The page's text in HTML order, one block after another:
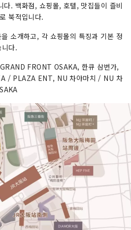
다. 백화점, 쇼핑몰, 호텔, 맛집들이 즐비
북적입니다.
소개하고, 각 쇼핑몰의 특징과 기본 정
다.
FRONT OSAKA, 한큐 삼번가,
/ PLAZA ENT, NU 차야마치 / NU 차